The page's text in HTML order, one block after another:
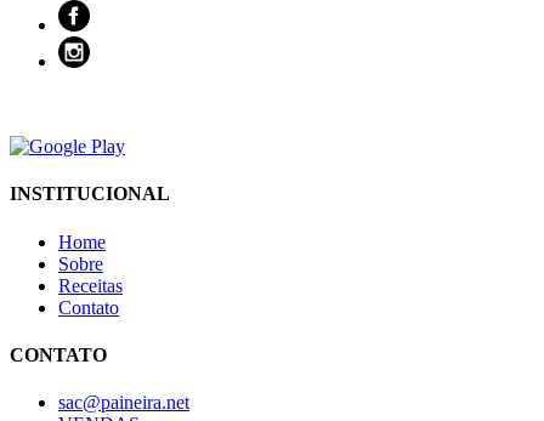
INSTITUCIONAL
Home
Sobre
Receitas
Contato
CONTATO
sac@paineira.net